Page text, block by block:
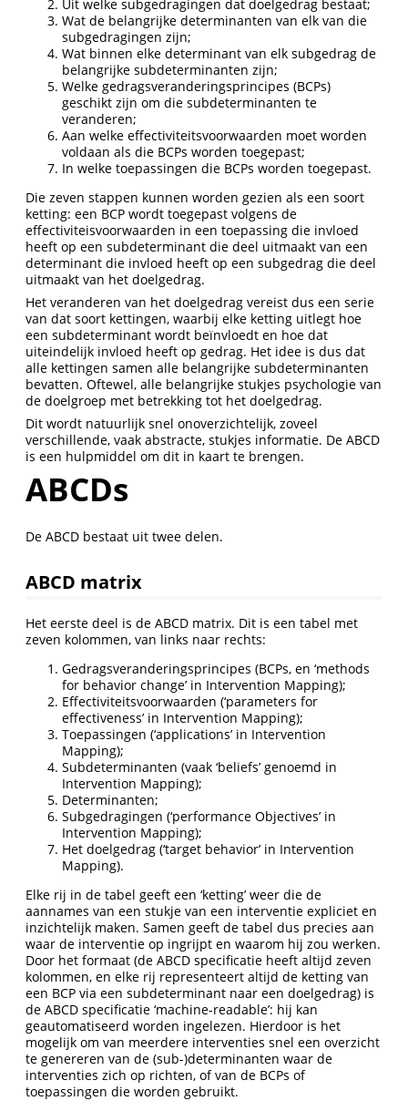
Uit welke subgedragingen dat doelgedrag bestaat;
Wat de belangrijke determinanten van elk van die
subgedragingen zijn;
Wat binnen elke determinant van elk subgedrag de
belangrijke subdeterminanten zijn;
Welke gedragsveranderingsprincipes (BCPs)
geschikt zijn om die subdeterminanten te
veranderen;
Aan welke effectiviteitsvoorwaarden moet worden
voldaan als die BCPs worden toegepast;
In welke toepassingen die BCPs worden toegepast.
Die zeven stappen kunnen worden gezien als een soort
ketting: een BCP wordt toegepast volgens de
effectiviteisvoorwaarden in een toepassing die invloed
heeft op een subdeterminant die deel uitmaakt van een
determinant die invloed heeft op een subgedrag die deel
uitmaakt van het doelgedrag.
Het veranderen van het doelgedrag vereist dus een serie
van dat soort kettingen, waarbij elke ketting uitlegt hoe
een subdeterminant wordt beïnvloedt en hoe dat
uiteindelijk invloed heeft op gedrag. Het idee is dus dat
alle kettingen samen alle belangrijke subdeterminanten
bevatten. Oftewel, alle belangrijke stukjes psychologie van
de doelgroep met betrekking tot het doelgedrag.
Dit wordt natuurlijk snel onoverzichtelijk, zoveel
verschillende, vaak abstracte, stukjes informatie. De ABCD
is een hulpmiddel om dit in kaart te brengen.
ABCDs
De ABCD bestaat uit twee delen.
ABCD matrix
Het eerste deel is de ABCD matrix. Dit is een tabel met
zeven kolommen, van links naar rechts:
Gedragsveranderingsprincipes (BCPs, en ‘methods
for behavior change’ in Intervention Mapping);
Effectiviteitsvoorwaarden (‘parameters for
effectiveness’ in Intervention Mapping);
Toepassingen (‘applications’ in Intervention
Mapping);
Subdeterminanten (vaak ‘beliefs’ genoemd in
Intervention Mapping);
Determinanten;
Subgedragingen (‘performance Objectives’ in
Intervention Mapping);
Het doelgedrag (‘target behavior’ in Intervention
Mapping).
Elke rij in de tabel geeft een ‘ketting’ weer die de
aannames van een stukje van een interventie expliciet en
inzichtelijk maken. Samen geeft de tabel dus precies aan
waar de interventie op ingrijpt en waarom hij zou werken.
Door het formaat (de ABCD specificatie heeft altijd zeven
kolommen, en elke rij representeert altijd de ketting van
een BCP via een subdeterminant naar een doelgedrag) is
de ABCD specificatie ‘machine-readable’: hij kan
geautomatiseerd worden ingelezen. Hierdoor is het
mogelijk om van meerdere interventies snel een overzicht
te genereren van de (sub-)determinanten waar de
interventies zich op richten, of van de BCPs of
toepassingen die worden gebruikt.